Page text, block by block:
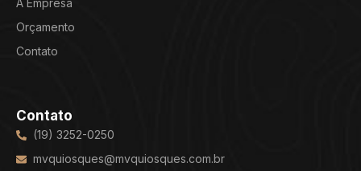
A Empresa
Orçamento
Contato
Contato
(19) 3252-0250
mvquiosques@mvquiosques.com.br